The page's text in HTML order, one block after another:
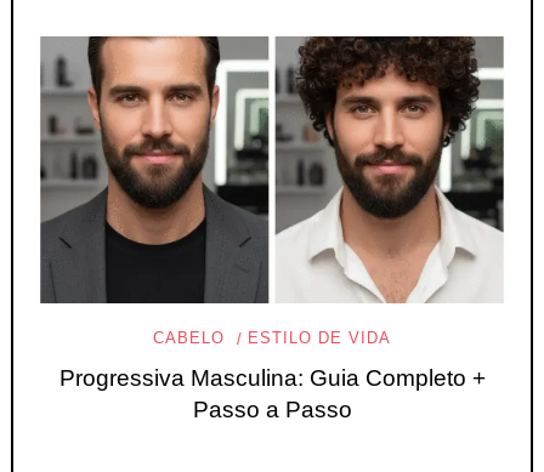
CABELO ESTILO DE VIDA
Progressiva Masculina: Guia Completo +
Passo a Passo